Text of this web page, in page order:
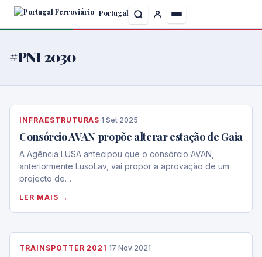
Skip
content
Portugal
#PNI 2030
INFRAESTRUTURAS·1 Set 2025
Consórcio AVAN propõe alterar estação de Gaia
A Agência LUSA antecipou que o consórcio AVAN,
anteriormente LusoLav, vai propor a aprovação de um
projecto de…
LER MAIS →
TRAINSPOTTER 2021 ·17 Nov 2021